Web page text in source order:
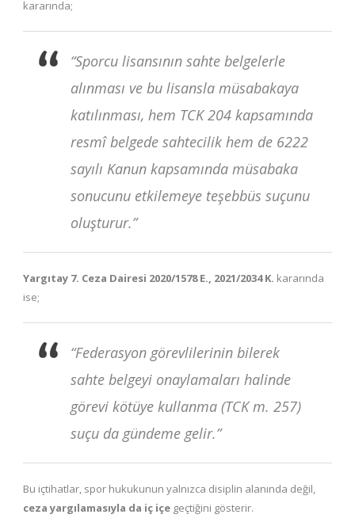
kararında;
“Sporcu lisansının sahte belgelerle
alınması ve bu lisansla müsabakaya
katılınması, hem TCK 204 kapsamında
resmî belgede sahtecilik hem de 6222
sayılı Kanun kapsamında müsabaka
sonucunu etkilemeye teşebbüs suçunu
oluşturur.”
Yargıtay 7. Ceza Dairesi 2020/1578 E., 2021/2034 K. kararında
ise;
“Federasyon görevlilerinin bilerek
sahte belgeyi onaylamaları halinde
görevi kötüye kullanma (TCK m. 257)
suçu da gündeme gelir.”
Bu içtihatlar, spor hukukunun yalnızca disiplin alanında değil,
ceza yargılamasıyla da iç içe geçtiğini gösterir.